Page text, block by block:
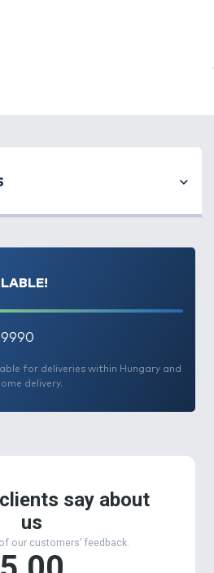
for deliveries within Hungary and
delivery.